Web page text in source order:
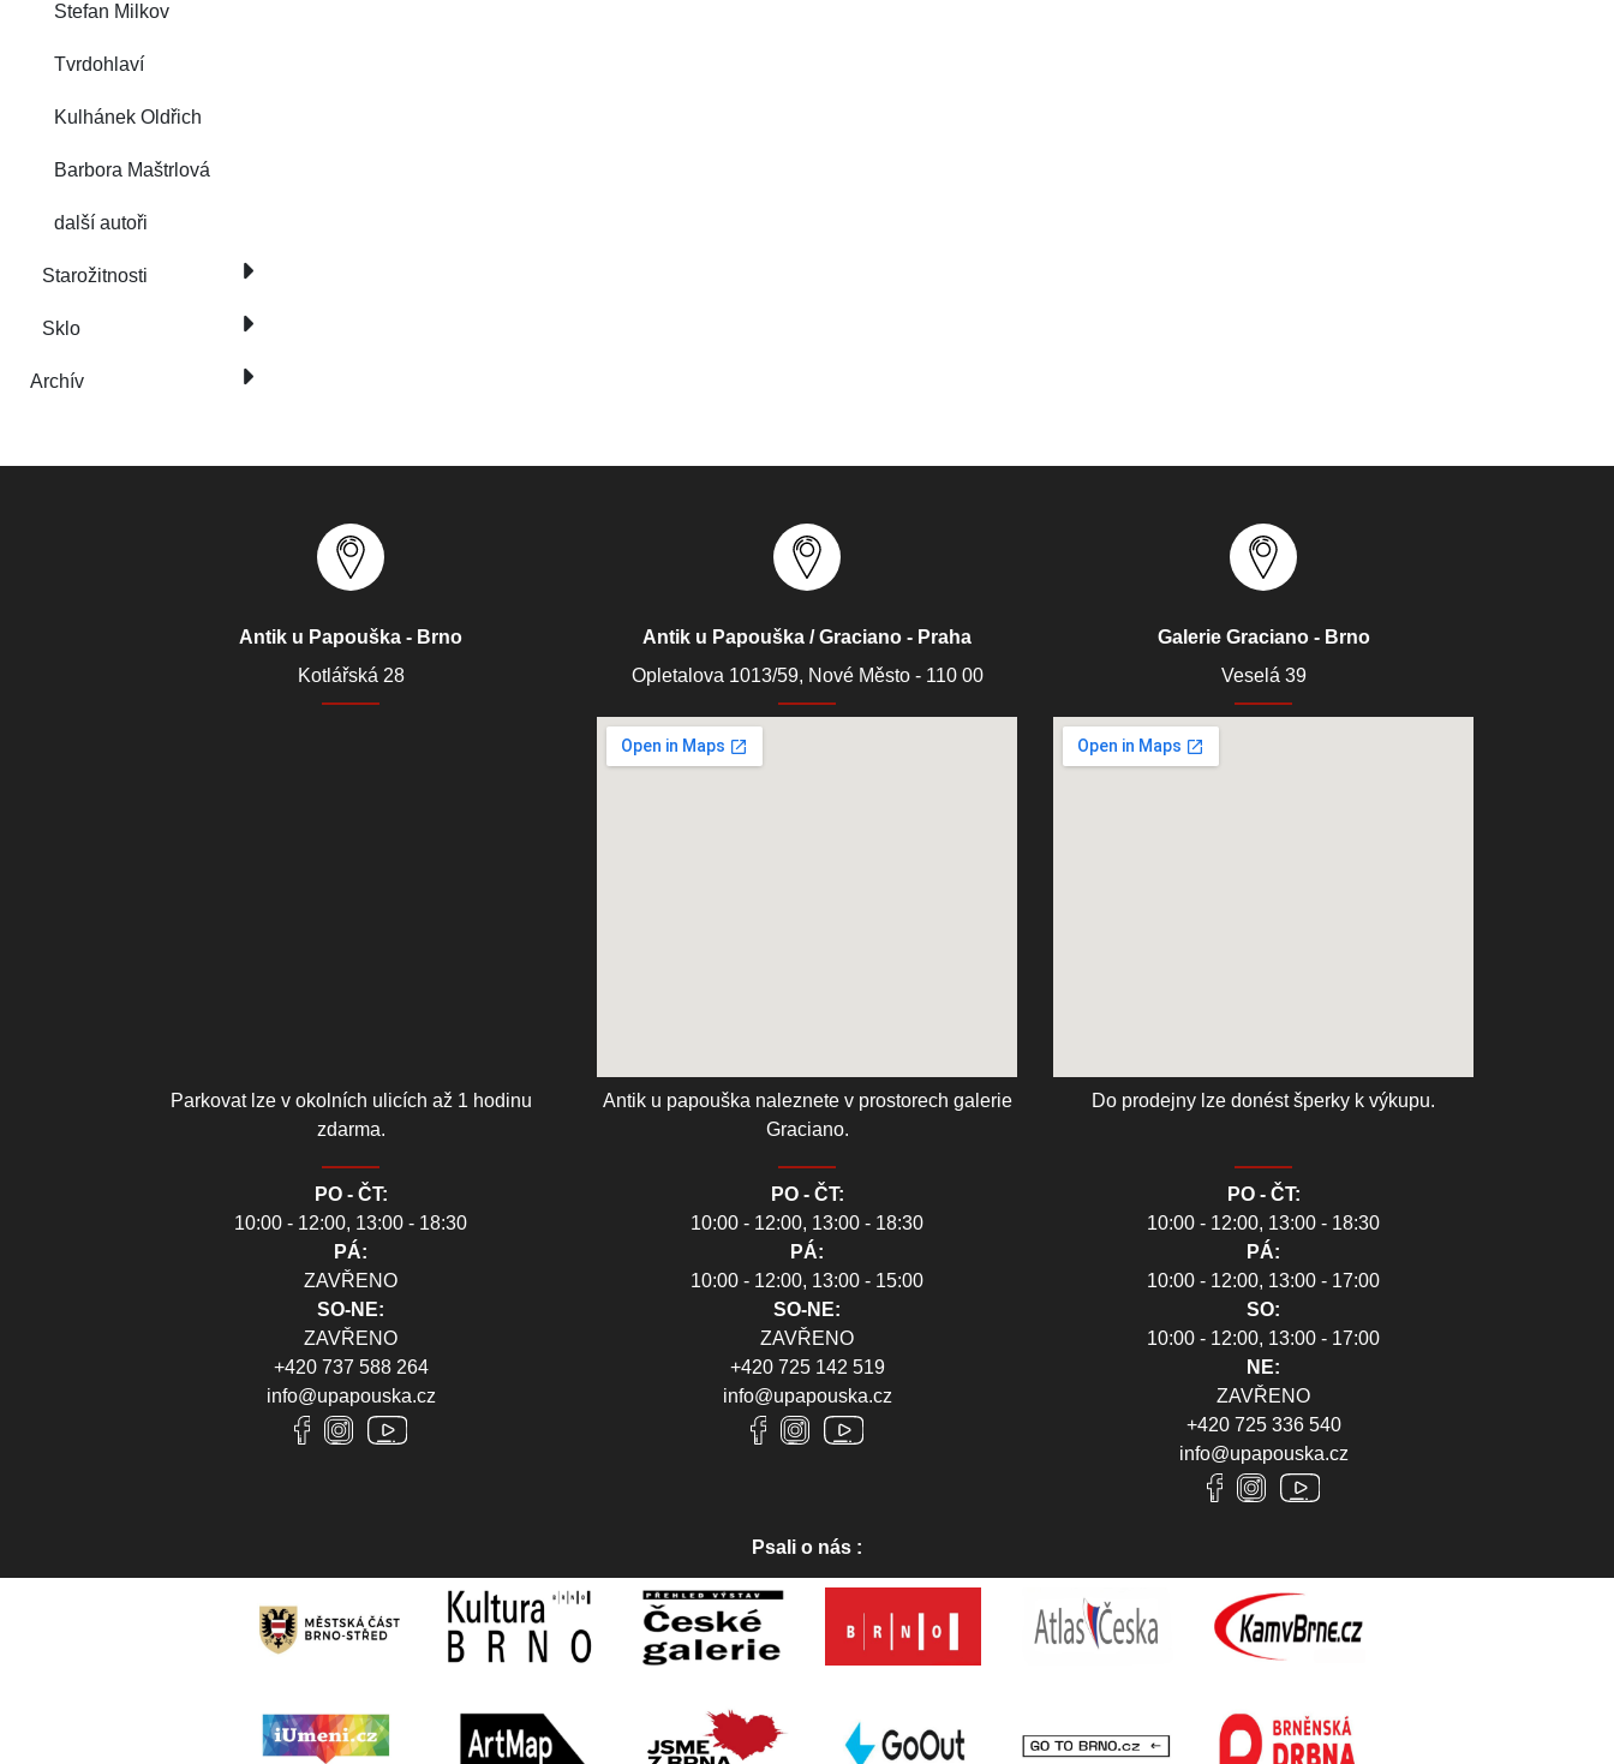
Stefan Milkov
Tvrdohlaví
Kulhánek Oldřich
Barbora Maštrlová
další autoři
Starožitnosti
Sklo
Archív
Antik u Papouška - Brno
Kotlářská 28
Parkovat lze v okolních ulicích až 1 hodinu
zdarma.
Antik u Papouška / Graciano - Praha
Opletalova 1013/59, Nové Město - 110 00
Antik u papouška naleznete v prostorech galerie
Graciano.
Galerie Graciano - Brno
Veselá 39
Do prodejny lze donést šperky k výkupu.
PO - ČT:
10:00 - 12:00, 13:00 - 18:30
PÁ:
ZAVŘENO
SO-NE:
ZAVŘENO
+420 737 588 264
info@upapouska.cz
PO - ČT:
10:00 - 12:00, 13:00 - 18:30
PÁ:
10:00 - 12:00, 13:00 - 15:00
SO-NE:
ZAVŘENO
+420 725 142 519
info@upapouska.cz
PO - ČT:
10:00 - 12:00, 13:00 - 18:30
PÁ:
10:00 - 12:00, 13:00 - 17:00
SO:
10:00 - 12:00, 13:00 - 17:00
NE:
ZAVŘENO
+420 725 336 540
info@upapouska.cz
Psali o nás :